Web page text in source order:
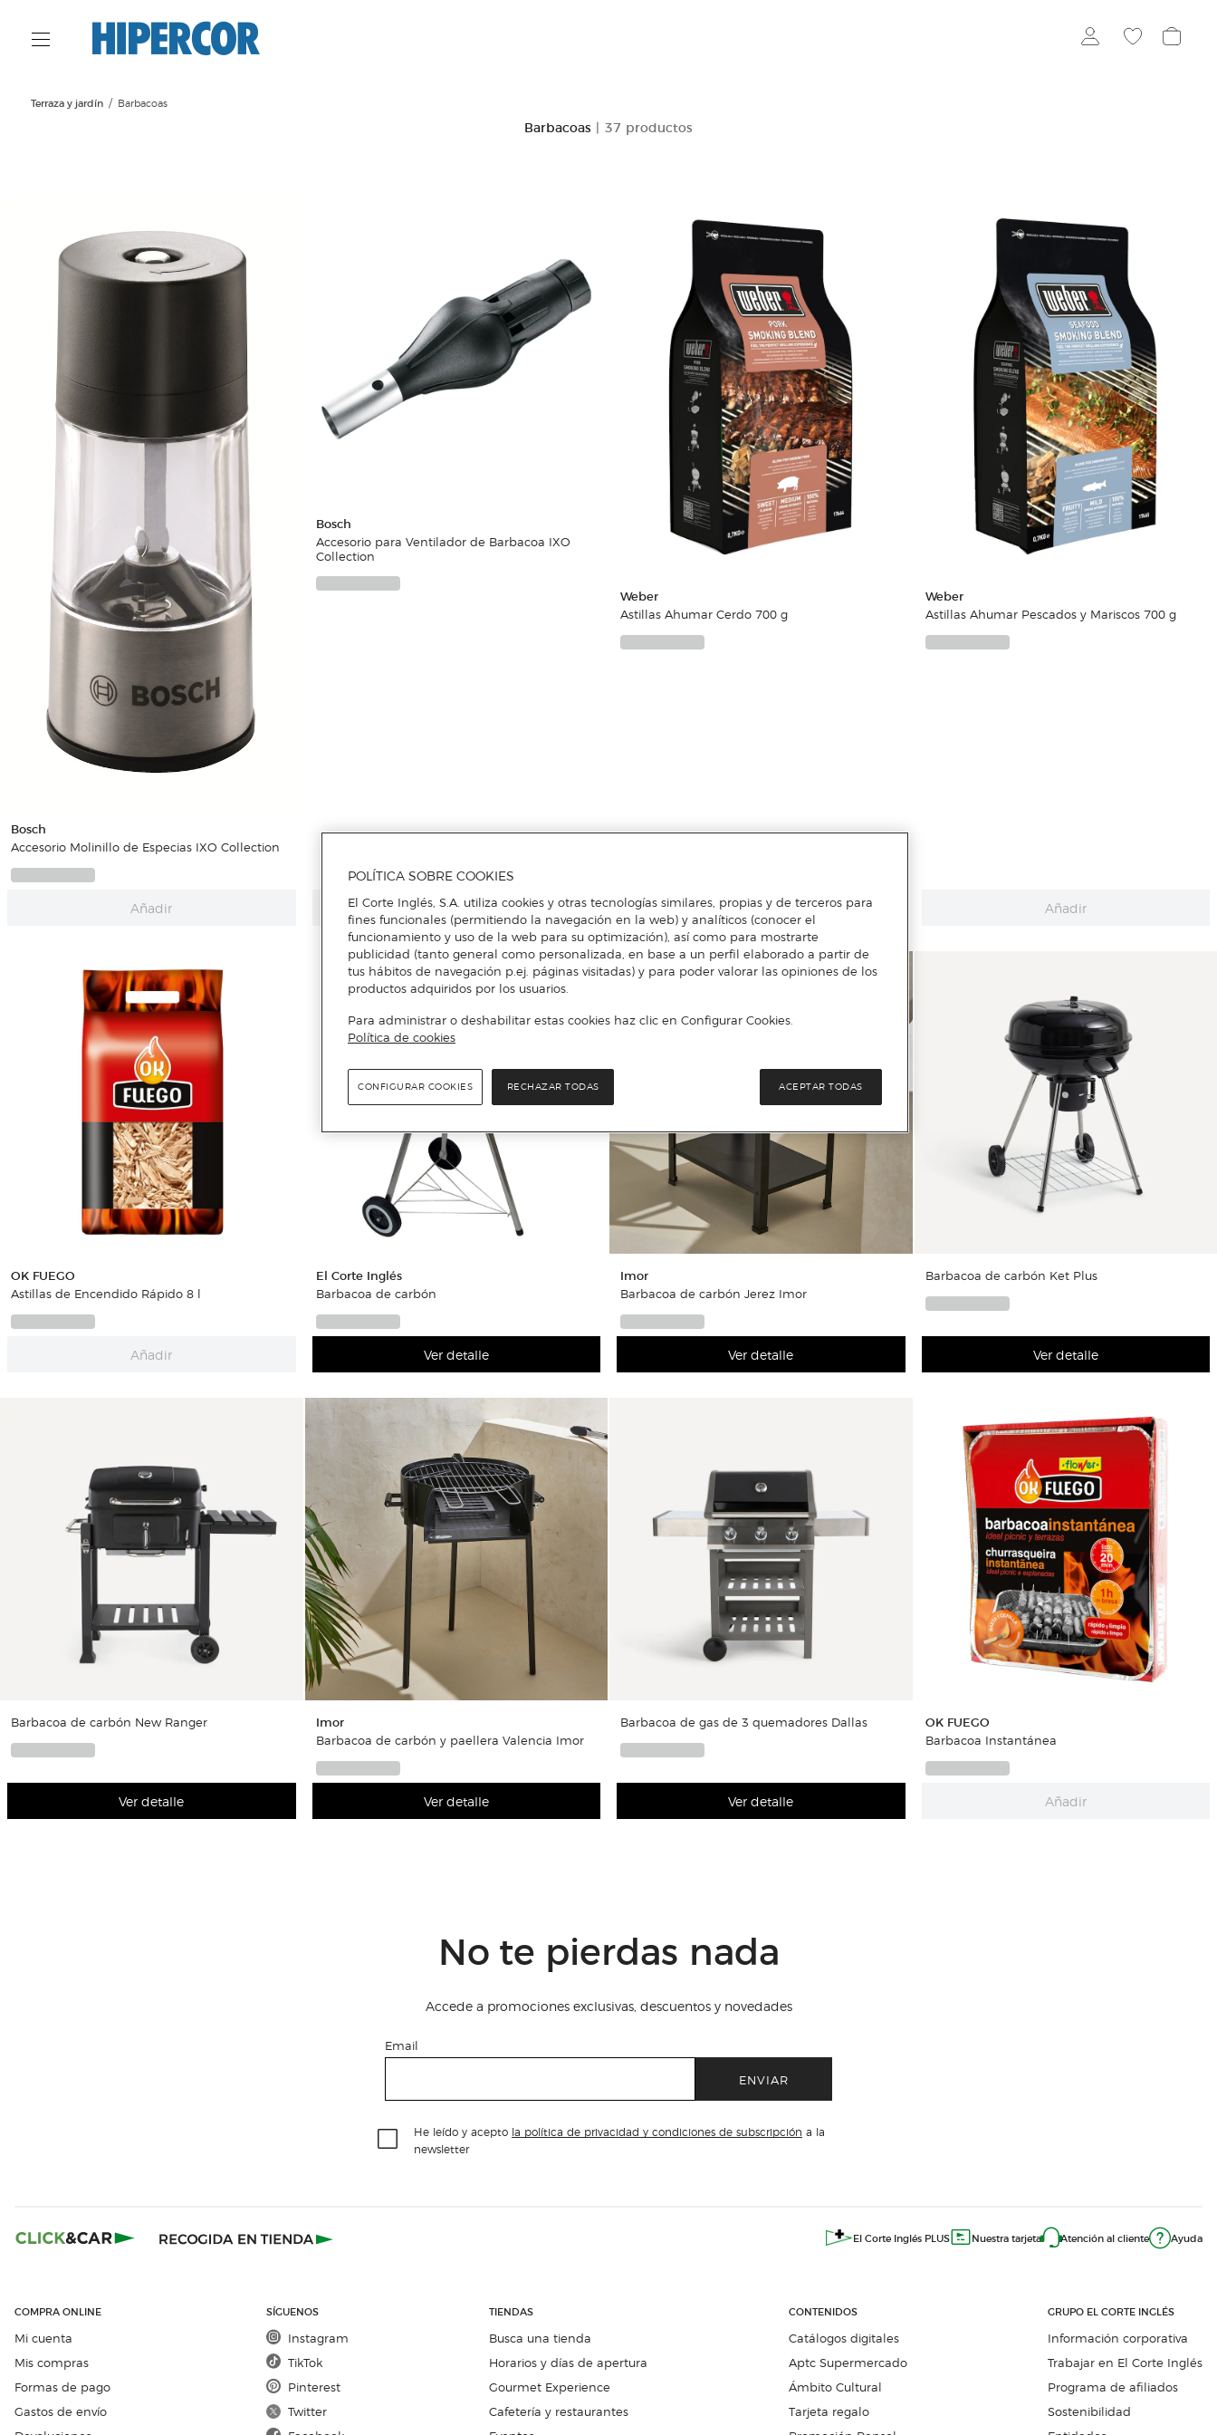
Terraza y jardín Barbacoas
Barbacoas | 37 productos
Bosch
Accesorio Molinillo de Especias IXO Collection
Añadir
Bosch
Accesorio para Ventilador de Barbacoa IXO
Collection
Añadir
Weber
Astillas Ahumar Cerdo 700 g
Añadir
Weber
Astillas Ahumar Pescados y Mariscos 700 g
Añadir
OK FUEGO
Astillas de Encendido Rápido 8 l
Añadir
El Corte Inglés
Barbacoa de carbón
Ver detalle
Imor
Barbacoa de carbón Jerez Imor
Ver detalle
Barbacoa de carbón Ket Plus
Ver detalle
Barbacoa de carbón New Ranger
Ver detalle
Imor
Barbacoa de carbón y paellera Valencia Imor
Ver detalle
Barbacoa de gas de 3 quemadores Dallas
Ver detalle
OK FUEGO
Barbacoa Instantánea
Añadir
No te pierdas nada
Accede a promociones exclusivas, descuentos y novedades
Email
ENVIAR
He leído y acepto la política de privacidad y condiciones de subscripción a la
newsletter
El Corte Inglés PLUS Nuestra tarjeta Atención al cliente Ayuda
COMPRA ONLINE
Mi cuenta
Mis compras
Formas de pago
Gastos de envío
SÍGUENOS
Instagram
TikTok
Pinterest
Twitter
TIENDAS
Busca una tienda
Horarios y días de apertura
Gourmet Experience
Cafetería y restaurantes
CONTENIDOS
Catálogos digitales
Aptc Supermercado
Ámbito Cultural
Tarjeta regalo
GRUPO EL CORTE INGLÉS
Información corporativa
Trabajar en El Corte Inglés
Programa de afiliados
Sostenibilidad
POLÍTICA SOBRE COOKIES
El Corte Inglés, S.A. utiliza cookies y otras tecnologías similares, propias y de terceros para
fines funcionales (permitiendo la navegación en la web) y analíticos (conocer el
funcionamiento y uso de la web para su optimización), así como para mostrarte
publicidad (tanto general como personalizada, en base a un perfil elaborado a partir de
tus hábitos de navegación p.ej. páginas visitadas) y para poder valorar las opiniones de los
productos adquiridos por los usuarios.
Para administrar o deshabilitar estas cookies haz clic en Configurar Cookies.
Política de cookies
RECHAZAR TODAS ACEPTAR TODAS
CONFIGURAR COOKIES